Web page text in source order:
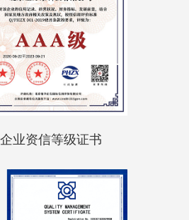
企业资信等级证书